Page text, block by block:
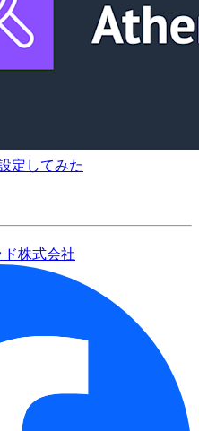
定してみた
株式会社